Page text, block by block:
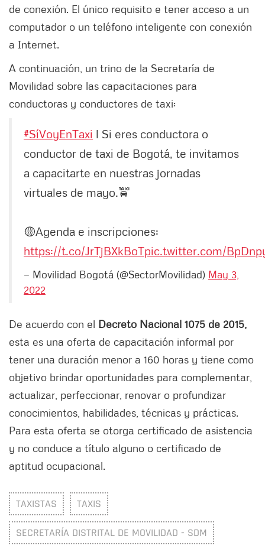
de conexión. El único requisito e tener acceso a un
computador o un teléfono inteligente con conexión
a Internet.
A continuación, un trino de la Secretaría de
Movilidad sobre las capacitaciones para
conductoras y conductores de taxi:
#SíVoyEnTaxi l Si eres conductora o
conductor de taxi de Bogotá, te invitamos
a capacitarte en nuestras jornadas
virtuales de mayo.🚖
🟡Agenda e inscripciones:
https://t.co/JrTjBXkBoTpic.twitter.com/
— Movilidad Bogotá (@SectorMovilidad) May 3,
2022
De acuerdo con el Decreto Nacional 1075 de 2015,
esta es una oferta de capacitación informal por
tener una duración menor a 160 horas y tiene como
objetivo brindar oportunidades para complementar,
actualizar, perfeccionar, renovar o profundizar
conocimientos, habilidades, técnicas y prácticas.
Para esta oferta se otorga certificado de asistencia
y no conduce a título alguno o certificado de
aptitud ocupacional.
TAXISTAS TAXIS
SECRETARÍA DISTRITAL DE MOVILIDAD - SDM